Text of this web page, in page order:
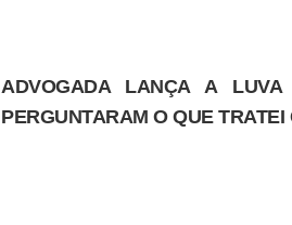
ADVOGADA LANÇA A
PERGUNTARAM O QUE